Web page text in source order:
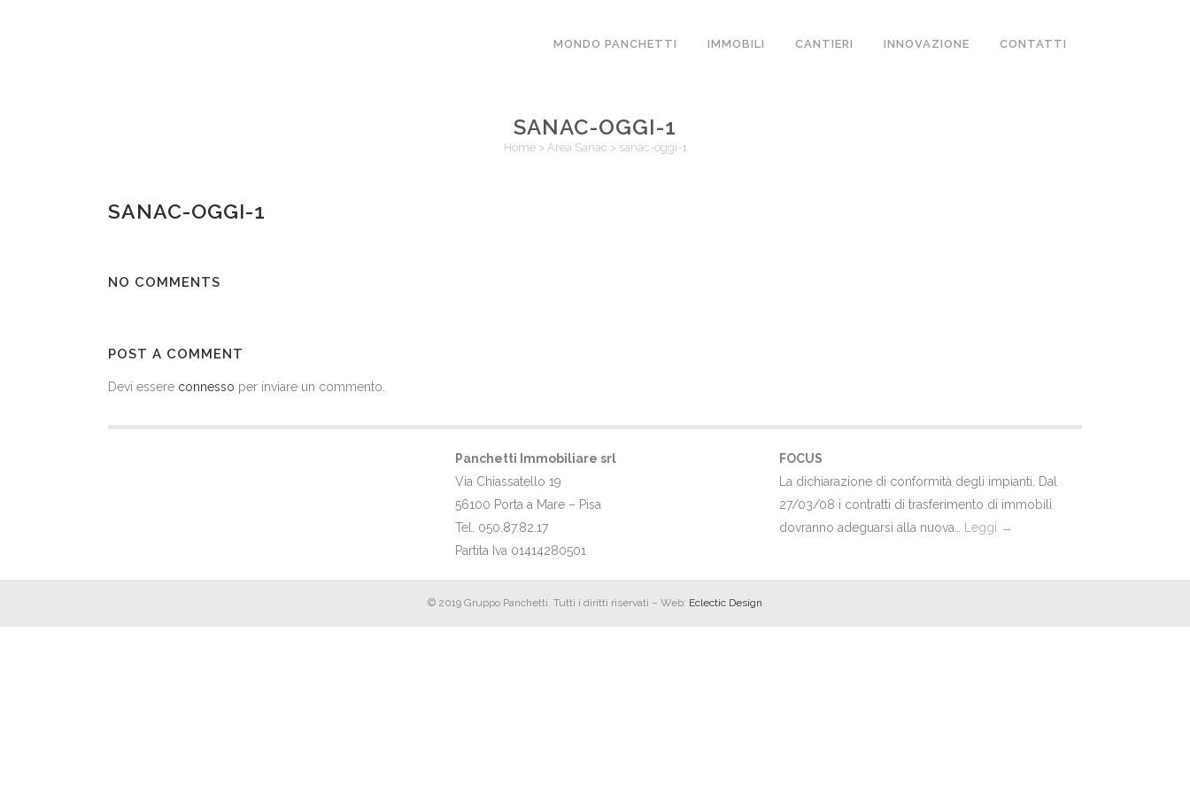
MONDO PANCHETTI IMMOBILI CANTIERI INNOVAZIONE CONTATTI
SANAC-OGGI-1
Home> Area Sanac > sanac-oggi-1
SANAC-OGGI-1
NO COMMENTS
POST A COMMENT
Devi essere connesso per inviare un commento.
Panchetti Immobiliare srl
Via Chiassatello 19
56100 Porta a Mare – Pisa
Tel. 050.87.82.17
Partita Iva 01414280501
FOCUS
La dichiarazione di conformità degli impianti. Dal
27/03/08 i contratti di trasferimento di immobili
dovranno adeguarsi alla nuova…
Leggi →
© 2019 Gruppo Panchetti. Tutti i diritti riservati – Web: Eclectic Design